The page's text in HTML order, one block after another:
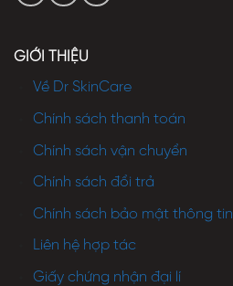
GIỚI THIỆU
Về Dr SkinCare
Chính sách thanh toán
Chính sách vận chuyển
Chính sách đổi trả
Chính sách bảo mật thông tin
Liên hệ hợp tác
Giấy chứng nhận đại lí